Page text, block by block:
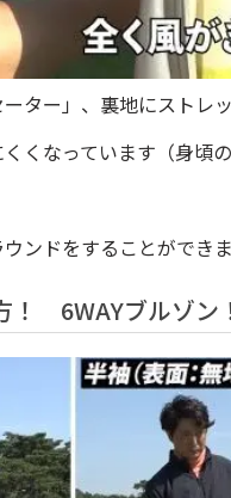
ター」、裏地にストレ
くなっています（身頃
ンドをすることができま
！ 6WAYブルゾン